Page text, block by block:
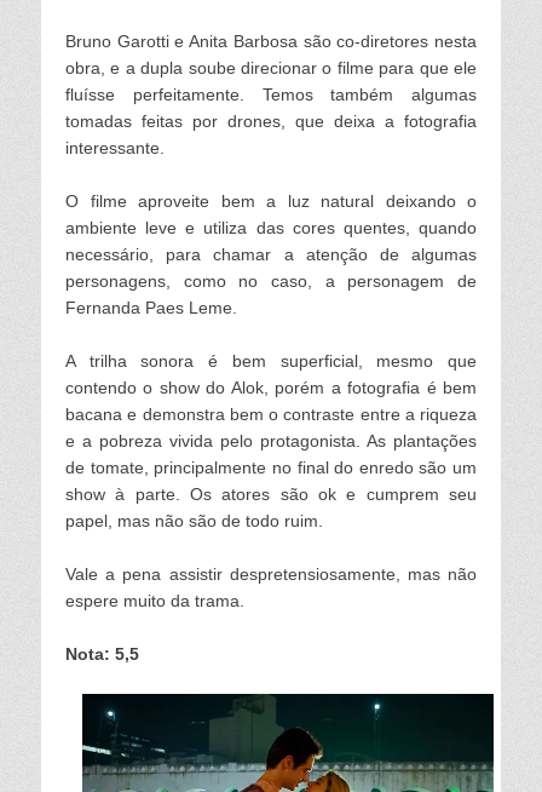
Bruno Garotti e Anita Barbosa são co-diretores nesta
obra, e a dupla soube direcionar o filme para que ele
fluísse perfeitamente. Temos também algumas
tomadas feitas por drones, que deixa a fotografia
interessante.
O filme aproveite bem a luz natural deixando o
ambiente leve e utiliza das cores quentes, quando
necessário, para chamar a atenção de algumas
personagens, como no caso, a personagem de
Fernanda Paes Leme.
A trilha sonora é bem superficial, mesmo que
contendo o show do Alok, porém a fotografia é bem
bacana e demonstra bem o contraste entre a riqueza
e a pobreza vivida pelo protagonista. As plantações
de tomate, principalmente no final do enredo são um
show à parte. Os atores são ok e cumprem seu
papel, mas não são de todo ruim.
Vale a pena assistir despretensiosamente, mas não
espere muito da trama.
Nota: 5,5